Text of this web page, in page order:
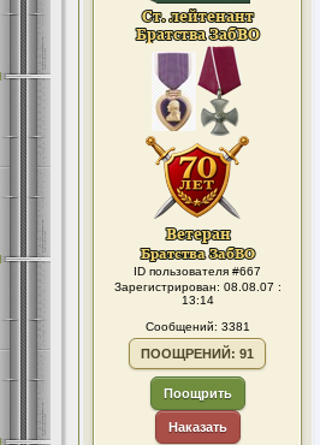
ID пользователя #667
Зарегистрирован: 08.08.07 :
13:14
Сообщений: 3381
ПООЩРЕНИЙ: 91
Поощрить
Наказать